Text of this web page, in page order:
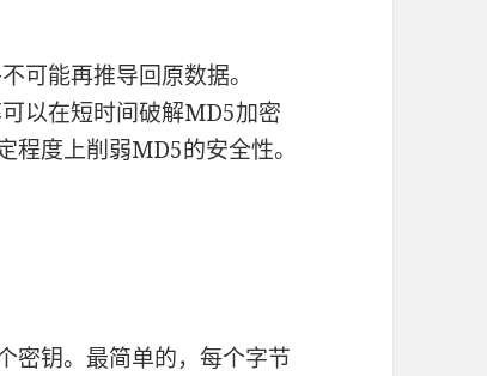
可能再推导回原数据。
以在短时间破解MD5加密
度上削弱MD5的安全性。
密钥。最简单的，每个字节